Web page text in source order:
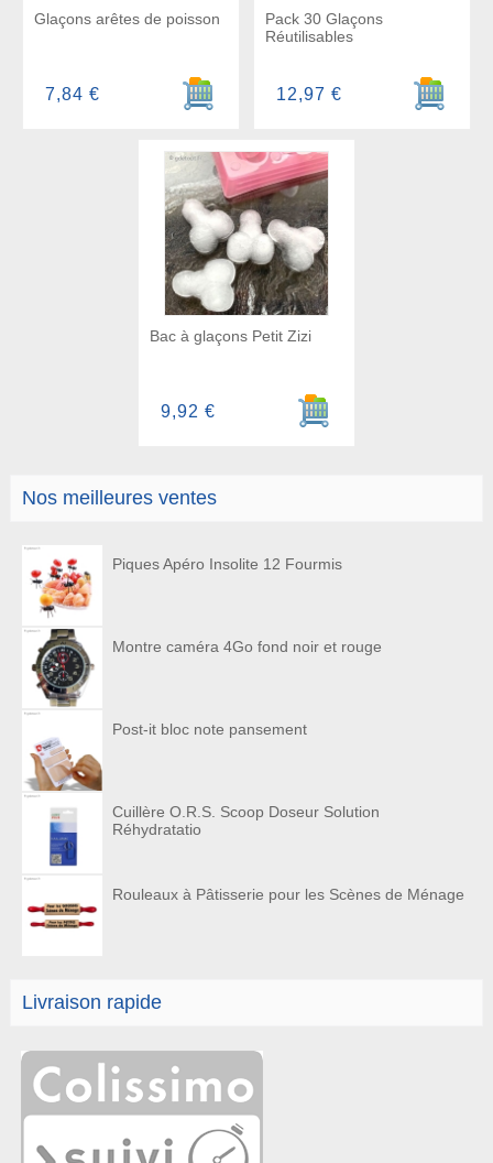
Nos meilleures ventes
Piques Apéro Insolite 12 Fourmis
Montre caméra 4Go fond noir et rouge
Post-it bloc note pansement
Cuillère O.R.S. Scoop Doseur Solution
Réhydratatio
Rouleaux à Pâtisserie pour les Scènes de Ménage
Livraison rapide
Glaçons arêtes de poisson
Ajouter au panier
7,84 €
Pack 30 Glaçons
Réutilisables
Ajouter
12,97 €
Bac à glaçons Petit Zizi
Ajouter au panier
9,92 €